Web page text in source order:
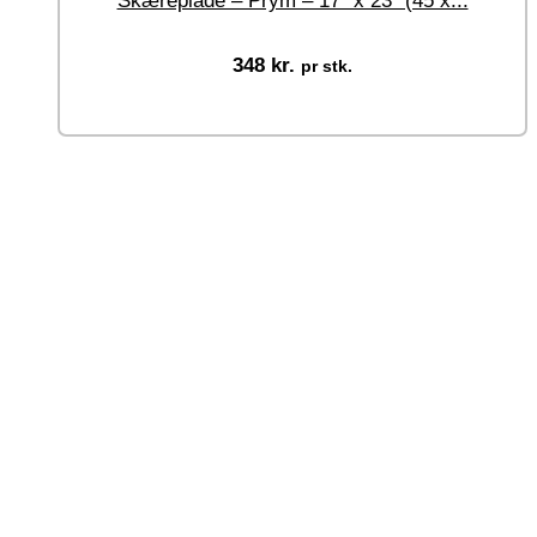
348 kr. pr stk.